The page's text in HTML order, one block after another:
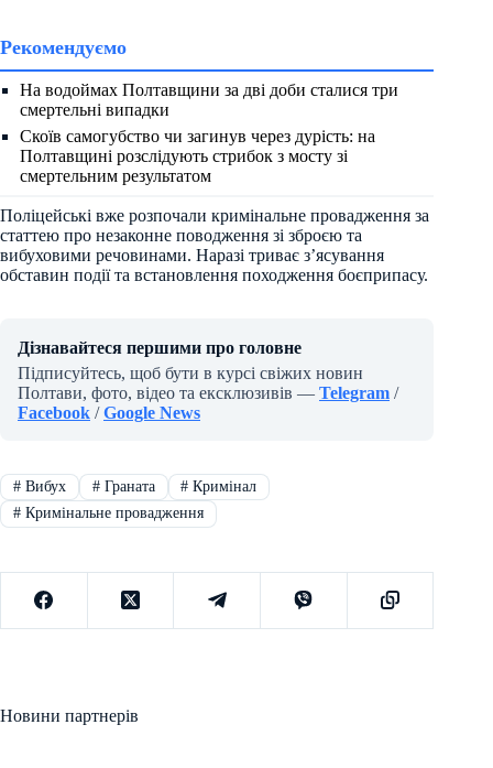
Рекомендуємо
На водоймах Полтавщини за дві доби сталися три
смертельні випадки
Скоїв самогубство чи загинув через дурість: на
Полтавщині розслідують стрибок з мосту зі
смертельним результатом
Поліцейські вже розпочали кримінальне провадження за
статтею про незаконне поводження зі зброєю та
вибуховими речовинами. Наразі триває з’ясування
обставин події та встановлення походження боєприпасу.
Дізнавайтеся першими про головне
Підписуйтесь, щоб бути в курсі свіжих новин
Полтави, фото, відео та ексклюзивів — Telegram /
Facebook /Google News
#Вибух #Граната # Кримінал
#Кримінальне провадження
Новини партнерів